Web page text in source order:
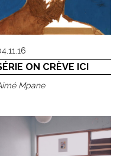
ON CRÈVE ICI
Mpane